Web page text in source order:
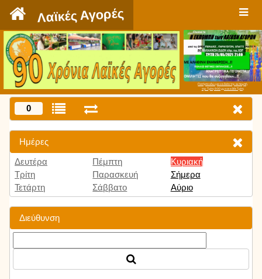
Λαϊκές Αγορές
Πατήστε εδώ για να δείτε την εκπομπή
την Τρίτη 9:00 μμ και κάθε Τρίτη
0
Ημέρες
Δευτέρα
Τρίτη
Τετάρτη
Πέμπτη
Παρασκευή
Σάββατο
Κυριακή
Σήμερα
Αύριο
Διεύθυνση